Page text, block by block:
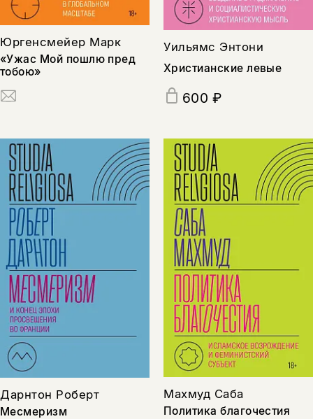
Юргенсмейер Марк
«Ужас Мой пошлю пред
тобою»
Уильямс Энтони
Христианские левые
600 ₽
Дарнтон Роберт
Месмеризм
Махмуд Саба
Политика благочестия